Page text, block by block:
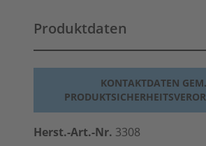
Produktdaten
KONTAKTDATEN GEM.
Herst.-Art.-Nr. 3308